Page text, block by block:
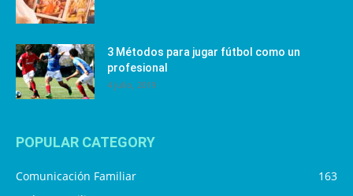
3 Métodos para jugar fútbol como un
profesional
4 julio, 2019
POPULAR CATEGORY
Comunicación Familiar
163